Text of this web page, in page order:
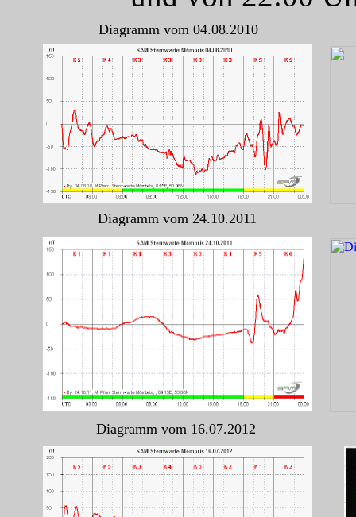
Diagramm vom 04.08.2010
Diagramm vom 24.10.2011
Diagramm vom 16.07.2012